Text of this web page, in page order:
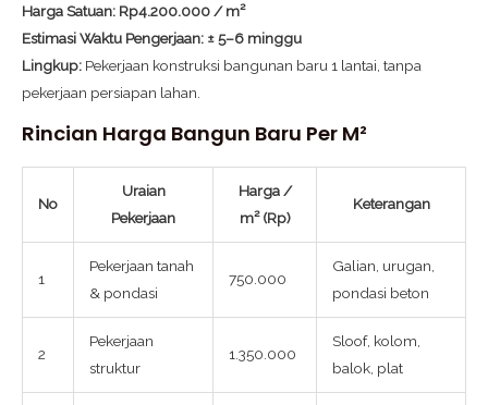
Harga Satuan: Rp4.200.000 / m²
Estimasi Waktu Pengerjaan: ± 5–6 minggu
Lingkup: Pekerjaan konstruksi bangunan baru 1 lantai, tanpa
pekerjaan persiapan lahan.
Rincian Harga Bangun Baru Per M²
No
Uraian
Pekerjaan
Harga /
m² (Rp)
Keterangan
1
Pekerjaan tanah
& pondasi
750.000
Galian, urugan,
pondasi beton
2
Pekerjaan
struktur
1.350.000
Sloof, kolom,
balok, plat